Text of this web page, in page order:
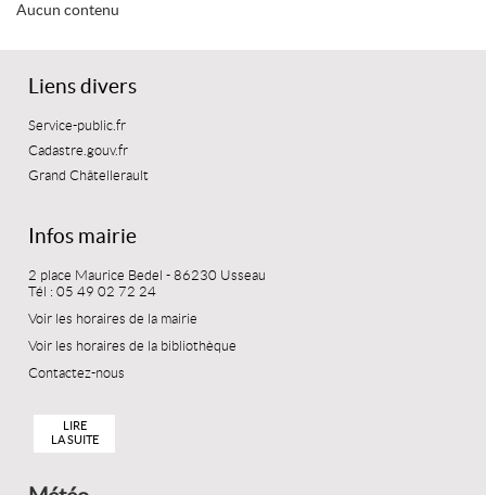
Aucun contenu
Liens divers
Service-public.fr
Cadastre.gouv.fr
Grand Châtellerault
Infos mairie
2 place Maurice Bedel - 86230 Usseau
Tél : 05 49 02 72 24
Voir les horaires de la mairie
Voir les horaires de la bibliothèque
Contactez-nous
LIRE
LA SUITE